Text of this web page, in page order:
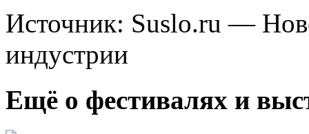
Источник: Suslo.ru —
индустрии
Ещё о фестивалях и